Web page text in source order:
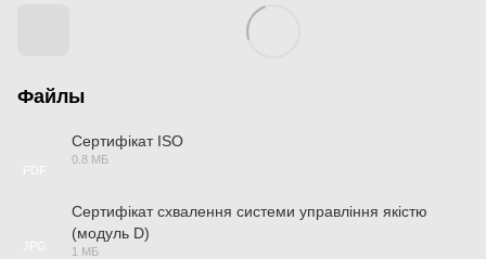
Файлы
Сертифікат ISO
0.8 МБ
Сертифікат схвалення системи управління якістю
(модуль D)
1 МБ